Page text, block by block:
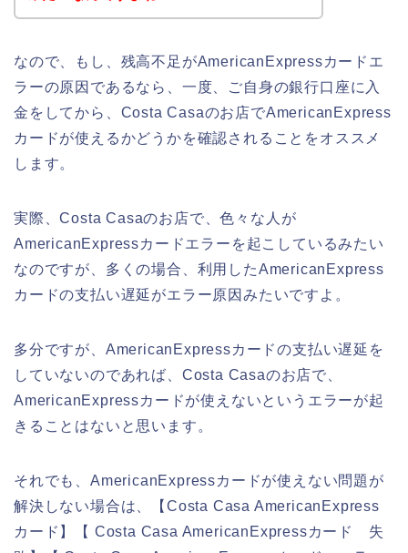
なので、もし、残高不足がAmericanExpressカードエ
ラーの原因であるなら、一度、ご自身の銀行口座に入
金をしてから、Costa Casaのお店でAmericanExpress
カードが使えるかどうかを確認されることをオススメ
します。
実際、Costa Casaのお店で、色々な人が
AmericanExpressカードエラーを起こしているみたい
なのですが、多くの場合、利用したAmericanExpress
カードの支払い遅延がエラー原因みたいですよ。
多分ですが、AmericanExpressカードの支払い遅延を
していないのであれば、Costa Casaのお店で、
AmericanExpressカードが使えないというエラーが起
きることはないと思います。
それでも、AmericanExpressカードが使えない問題が
解決しない場合は、【Costa Casa AmericanExpress
カード】【 Costa Casa AmericanExpressカード 失